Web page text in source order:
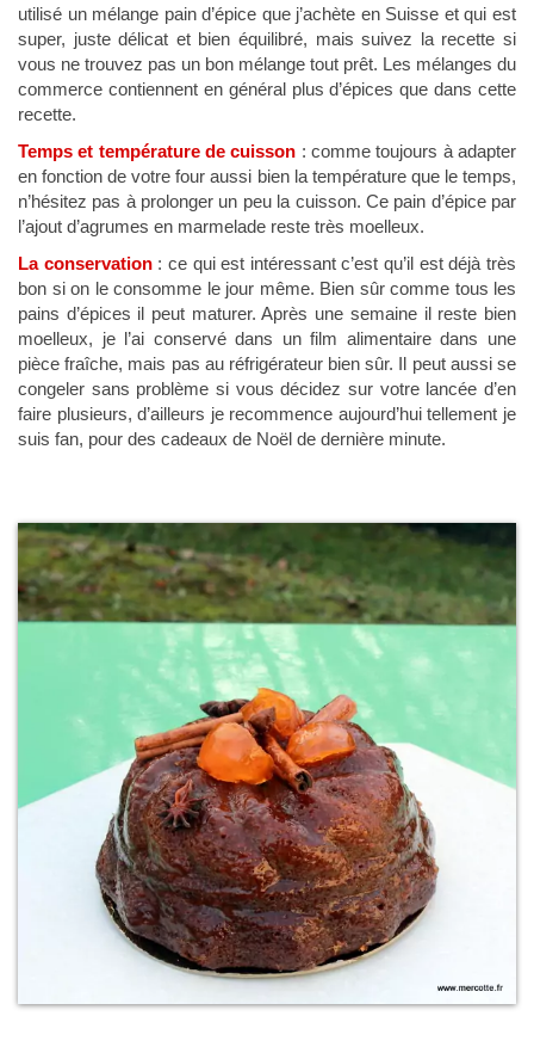
utilisé un mélange pain d’épice que j’achète en Suisse et qui est
super, juste délicat et bien équilibré, mais suivez la recette si
vous ne trouvez pas un bon mélange tout prêt. Les mélanges du
commerce contiennent en général plus d’épices que dans cette
recette.
Temps et température de cuisson : comme toujours à adapter
en fonction de votre four aussi bien la température que le temps,
n’hésitez pas à prolonger un peu la cuisson. Ce pain d’épice par
l’ajout d’agrumes en marmelade reste très moelleux.
La conservation: ce qui est intéressant c’est qu’il est déjà très
bon si on le consomme le jour même. Bien sûr comme tous les
pains d’épices il peut maturer. Après une semaine il reste bien
moelleux, je l’ai conservé dans un film alimentaire dans une
pièce fraîche, mais pas au réfrigérateur bien sûr. Il peut aussi se
congeler sans problème si vous décidez sur votre lancée d’en
faire plusieurs, d’ailleurs je recommence aujourd’hui tellement je
suis fan, pour des cadeaux de Noël de dernière minute.